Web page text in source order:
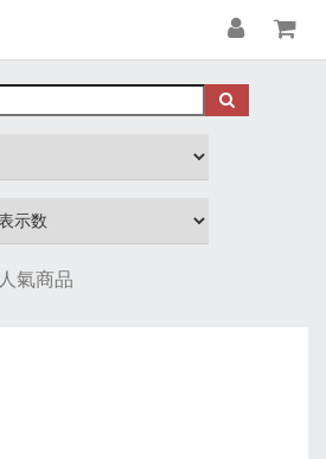
人氣商品